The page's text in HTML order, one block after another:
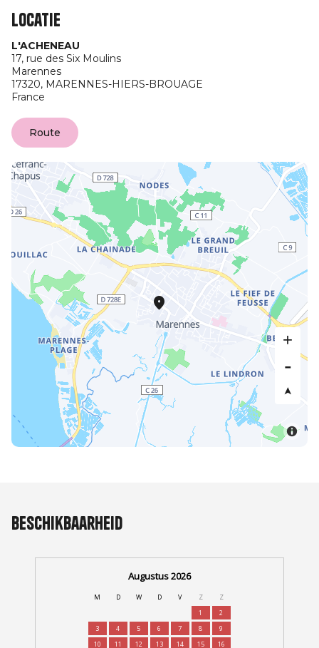
Locatie
L'ACHENEAU
17, rue des Six Moulins
Marennes
17320, MARENNES-HIERS-BROUAGE
France
Route
Beschikbaarheid